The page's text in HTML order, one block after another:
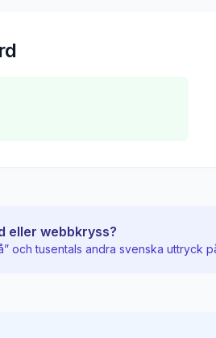
eller webbkryss?
” och tusentals andra svenska uttryck